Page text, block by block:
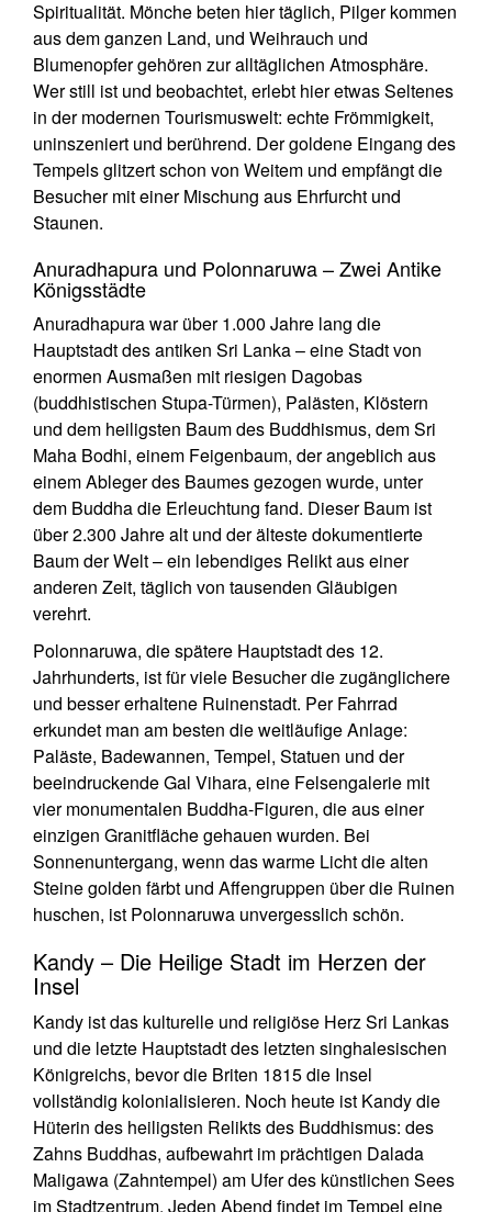
Spiritualität. Mönche beten hier täglich, Pilger kommen
aus dem ganzen Land, und Weihrauch und
Blumenopfer gehören zur alltäglichen Atmosphäre.
Wer still ist und beobachtet, erlebt hier etwas Seltenes
in der modernen Tourismuswelt: echte Frömmigkeit,
uninszeniert und berührend. Der goldene Eingang des
Tempels glitzert schon von Weitem und empfängt die
Besucher mit einer Mischung aus Ehrfurcht und
Staunen.
Anuradhapura und Polonnaruwa – Zwei Antike
Königsstädte
Anuradhapura war über 1.000 Jahre lang die
Hauptstadt des antiken Sri Lanka – eine Stadt von
enormen Ausmaßen mit riesigen Dagobas
(buddhistischen Stupa-Türmen), Palästen, Klöstern
und dem heiligsten Baum des Buddhismus, dem Sri
Maha Bodhi, einem Feigenbaum, der angeblich aus
einem Ableger des Baumes gezogen wurde, unter
dem Buddha die Erleuchtung fand. Dieser Baum ist
über 2.300 Jahre alt und der älteste dokumentierte
Baum der Welt – ein lebendiges Relikt aus einer
anderen Zeit, täglich von tausenden Gläubigen
verehrt.
Polonnaruwa, die spätere Hauptstadt des 12.
Jahrhunderts, ist für viele Besucher die zugänglichere
und besser erhaltene Ruinenstadt. Per Fahrrad
erkundet man am besten die weitläufige Anlage:
Paläste, Badewannen, Tempel, Statuen und der
beeindruckende Gal Vihara, eine Felsengalerie mit
vier monumentalen Buddha-Figuren, die aus einer
einzigen Granitfläche gehauen wurden. Bei
Sonnenuntergang, wenn das warme Licht die alten
Steine golden färbt und Affengruppen über die Ruinen
huschen, ist Polonnaruwa unvergesslich schön.
Kandy – Die Heilige Stadt im Herzen der
Insel
Kandy ist das kulturelle und religiöse Herz Sri Lankas
und die letzte Hauptstadt des letzten singhalesischen
Königreichs, bevor die Briten 1815 die Insel
vollständig kolonialisieren. Noch heute ist Kandy die
Hüterin des heiligsten Relikts des Buddhismus: des
Zahns Buddhas, aufbewahrt im prächtigen Dalada
Maligawa (Zahntempel) am Ufer des künstlichen Sees
im Stadtzentrum. Jeden Abend findet im Tempel eine